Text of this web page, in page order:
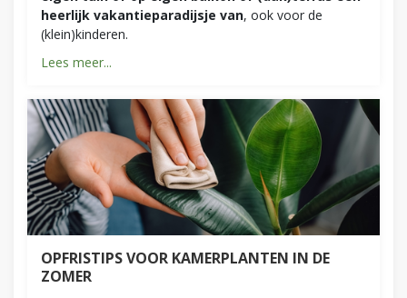
heerlijk vakantieparadijsje van, ook voor de
(klein)kinderen.
Lees meer...
OPFRISTIPS VOOR KAMERPLANTEN IN DE
ZOMER